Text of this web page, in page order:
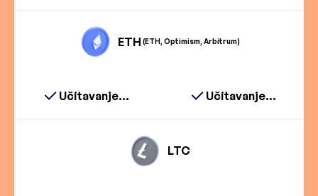
ETH (ETH, Optimism, Arbitrum)
Učitavanje... Učitavanje...
LTC